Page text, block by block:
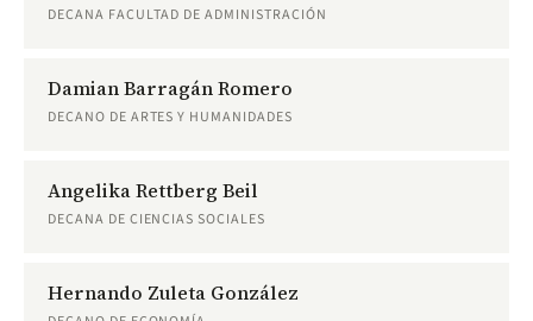
DECANA FACULTAD DE ADMINISTRACIÓN
Damian Barragán Romero
DECANO DE ARTES Y HUMANIDADES
Angelika Rettberg Beil
DECANA DE CIENCIAS SOCIALES
Hernando Zuleta González